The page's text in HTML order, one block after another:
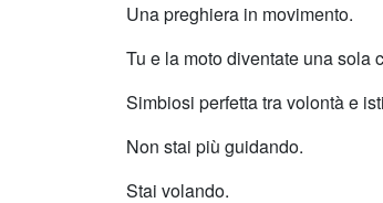
Una preghiera in movimento.
Tu e la moto diventate una sola
Simbiosi perfetta tra volontà e
Non stai più guidando.
Stai volando.